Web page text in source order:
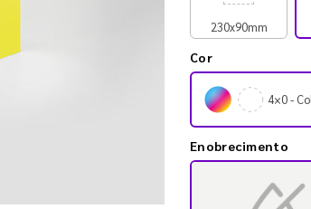
230x90mm
Cor
4×0 -
Enobrecimento